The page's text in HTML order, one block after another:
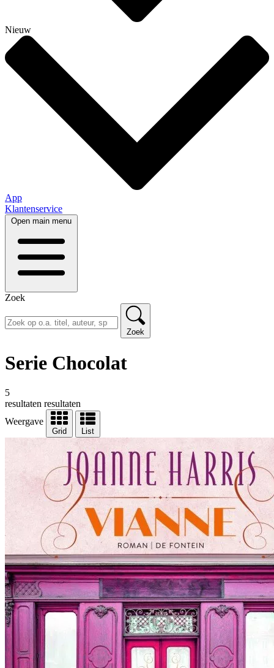
Nieuw
App
Klantenservice
Open main menu
Zoek
Zoek
Serie Chocolat
5
resultaten resultaten
Weergave
Grid List